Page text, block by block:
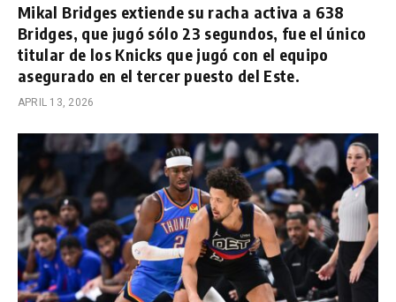
Mikal Bridges extiende su racha activa a 638
Bridges, que jugó sólo 23 segundos, fue el único
titular de los Knicks que jugó con el equipo
asegurado en el tercer puesto del Este.
APRIL 13, 2026